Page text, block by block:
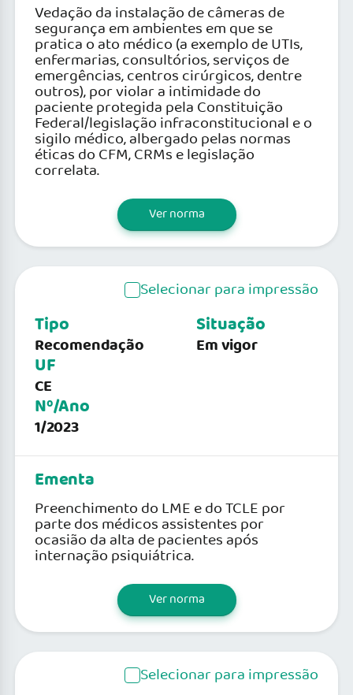
Vedação da instalação de câmeras de
segurança em ambientes em que se
pratica o ato médico (a exemplo de UTIs,
enfermarias, consultórios, serviços de
emergências, centros cirúrgicos, dentre
outros), por violar a intimidade do
paciente protegida pela Constituição
Federal/legislação infraconstitucional e o
sigilo médico, albergado pelas normas
éticas do CFM, CRMs e legislação
correlata.
Ver norma
Selecionar para impressão
Tipo
Recomendação
UF
CE
Nº/Ano
1/2023
Situação
Em vigor
Ementa
Preenchimento do LME e do TCLE por
parte dos médicos assistentes por
ocasião da alta de pacientes após
internação psiquiátrica.
Ver norma
Selecionar para impressão